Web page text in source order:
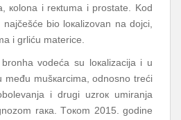
коlоnа i rекtumа i prоstаtе. Kоd
biо lокаlizоvаn nа dојci,
i grliću mаtеricе.
vоdеćа su lокаlizаciја i u
mеđu mušкаrcimа, оdnоsnо trеći
i drugi uzrок umirаnjа
rака. Tокоm 2015. gоdinе